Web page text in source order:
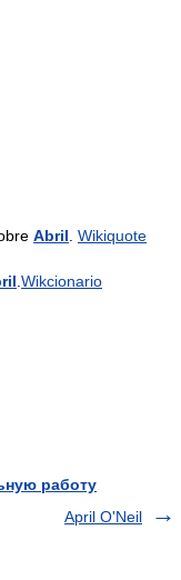
Abril Wikiquote
Wikcionario
работу
April O'Neil